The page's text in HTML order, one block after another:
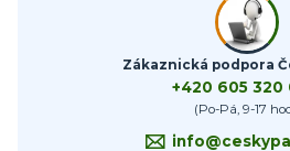
Zákaznická podpora
+420 605 320
(Po-Pá, 9-17